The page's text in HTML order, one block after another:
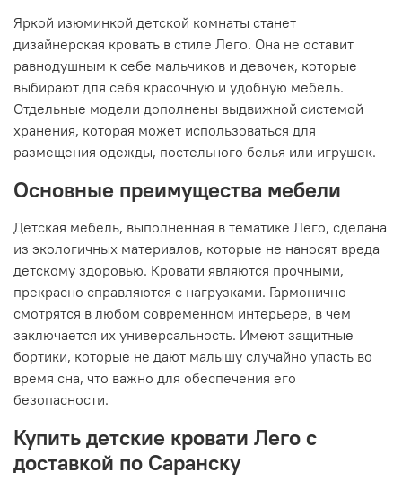
Яркой изюминкой детской комнаты станет
дизайнерская кровать в стиле Лего. Она не оставит
равнодушным к себе мальчиков и девочек, которые
выбирают для себя красочную и удобную мебель.
Отдельные модели дополнены выдвижной системой
хранения, которая может использоваться для
размещения одежды, постельного белья или игрушек.
Основные преимущества мебели
Детская мебель, выполненная в тематике Лего, сделана
из экологичных материалов, которые не наносят вреда
детскому здоровью. Кровати являются прочными,
прекрасно справляются с нагрузками. Гармонично
смотрятся в любом современном интерьере, в чем
заключается их универсальность. Имеют защитные
бортики, которые не дают малышу случайно упасть во
время сна, что важно для обеспечения его
безопасности.
Купить детские кровати Лего с
доставкой по Саранску